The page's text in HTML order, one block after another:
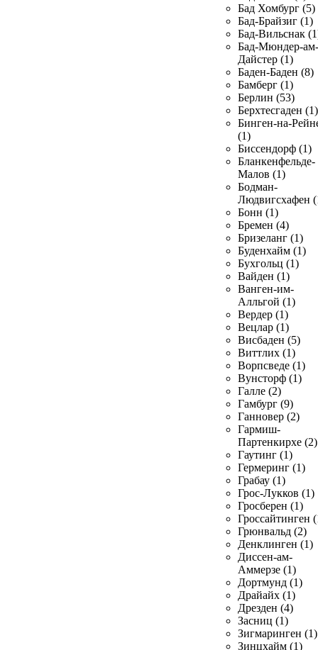
Бад Хомбург (5)
Бад-Брайзиг (1)
Бад-Вильснак
Бад-Мюндер-ам-
Дайстер (1)
Баден-Баден (8)
Бамберг (1)
Берлин (53)
Берхтесгаден (1)
Бинген-на-
(1)
Биссендорф (1)
Бланкенфельде-
Малов (1)
Бодман-
Людвигсхафен
Бонн (1)
Бремен (4)
Бризеланг (1)
Буденхайм (1)
Бухгольц (1)
Вайден (1)
Ванген-им-
Алльгой (1)
Вердер (1)
Вецлар (1)
Висбаден (5)
Виттлих (1)
Ворпсведе (1)
Вунсторф (1)
Галле (2)
Гамбург (9)
Ганновер (2)
Гармиш-
Партенкирхе (2)
Гаутинг (1)
Гермеринг (1)
Грабау (1)
Грос-Лукков (1)
Гросберен (1)
Гроссайтинген
Грюнвальд (2)
Денклинген (1)
Диссен-ам-
Аммерзе (1)
Дортмунд (1)
Драйайх (1)
Дрезден (4)
Засниц (1)
Зигмаринген (1)
Зинцхайм (1)